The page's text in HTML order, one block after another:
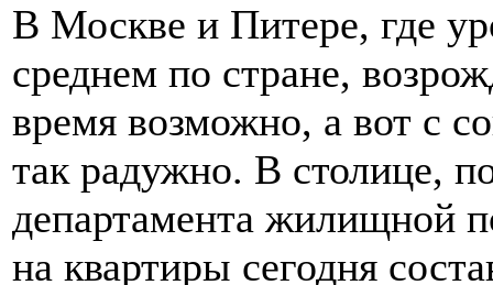
В Москве и Питере, где
среднем по стране,
время возможно, а вот с
так радужно. В столице,
департамента жилищной
на квартиры сегодня